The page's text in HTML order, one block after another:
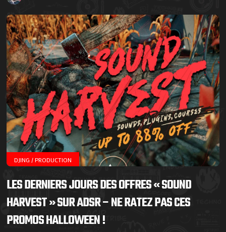
DJING / PRODUCTION
LES DERNIERS JOURS DES OFFRES « SOUND
HARVEST » SUR ADSR – NE RATEZ PAS CES
PROMOS HALLOWEEN !